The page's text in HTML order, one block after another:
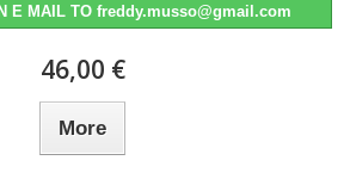
E MAIL TO freddy.musso@gmail.com
46,00 €
More